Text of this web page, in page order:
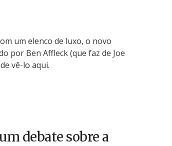
um elenco de luxo, o novo
por Ben Affleck (que faz de Joe
vê-lo aqui.
debate sobre a